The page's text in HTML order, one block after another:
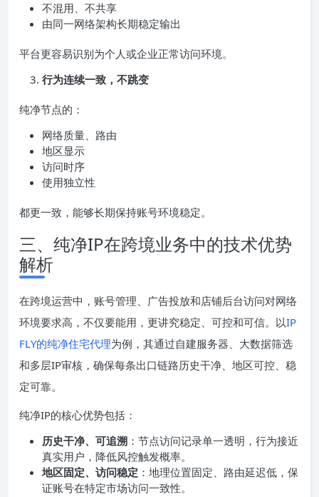
不混用、不共享
由同一网络架构长期稳定输出
平台更容易识别为个人或企业正常访问环境。
行为连续一致，不跳变
纯净节点的：
网络质量、路由
地区显示
访问时序
使用独立性
都更一致，能够长期保持账号环境稳定。
三、纯净IP在跨境业务中的技术优势
解析
在跨境运营中，账号管理、广告投放和店铺后台访问对网络
环境要求高，不仅要能用，更讲究稳定、可控和可信。以IP
FLY的纯净住宅代理为例，其通过自建服务器、大数据筛选
和多层IP审核，确保每条出口链路历史干净、地区可控、稳
定可靠。
纯净IP的核心优势包括：
历史干净、可追溯 ：节点访问记录单一透明，行为接近
真实用户，降低风控触发概率。
地区固定、访问稳定 ：地理位置固定、路由延迟低，保
证账号在特定市场访问一致性。